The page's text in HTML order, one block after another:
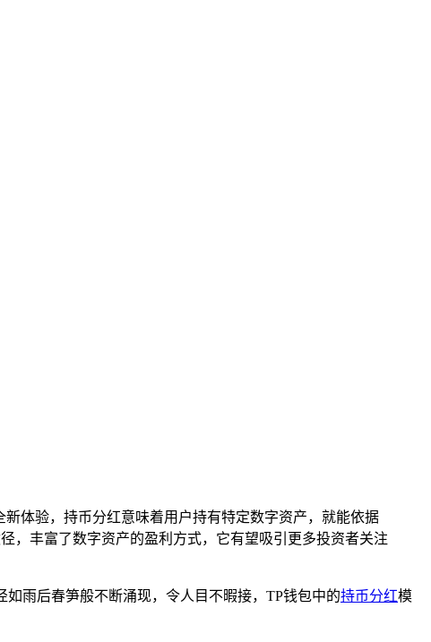
体验，持币分红意味着用户持有特定数字资产，就能依据
，丰富了数字资产的盈利方式，它有望吸引更多投资者关注
雨后春笋般不断涌现，令人目不暇接，TP钱包中的持币分红模